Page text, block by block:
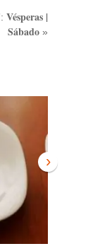
Vésperas |
Sábado »
›